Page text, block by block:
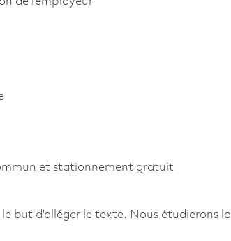
et stationnement gratuit
but d'alléger le texte. Nous étudierons la